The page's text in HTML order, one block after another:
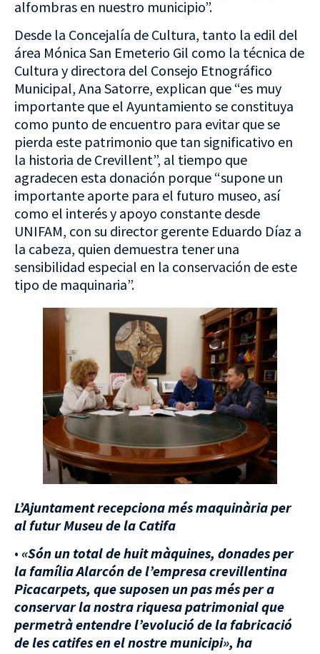
alfombras en nuestro municipio”.
Desde la Concejalía de Cultura, tanto la edil del
área Mónica San Emeterio Gil como la técnica de
Cultura y directora del Consejo Etnográfico
Municipal, Ana Satorre, explican que “es muy
importante que el Ayuntamiento se constituya
como punto de encuentro para evitar que se
pierda este patrimonio que tan significativo en
la historia de Crevillent”, al tiempo que
agradecen esta donación porque “supone un
importante aporte para el futuro museo, así
como el interés y apoyo constante desde
UNIFAM, con su director gerente Eduardo Díaz a
la cabeza, quien demuestra tener una
sensibilidad especial en la conservación de este
tipo de maquinaria”.
L’Ajuntament recepciona més maquinària per
al futur Museu de la Catifa
• «Són un total de huit màquines, donades per
la família Alarcón de l’empresa crevillentina
Picacarpets, que suposen un pas més per a
conservar la nostra riquesa patrimonial que
permetrà entendre l’evolució de la fabricació
de les catifes en el nostre municipi», ha